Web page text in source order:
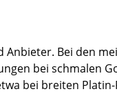
Bei den
bei schmalen
bei breiten